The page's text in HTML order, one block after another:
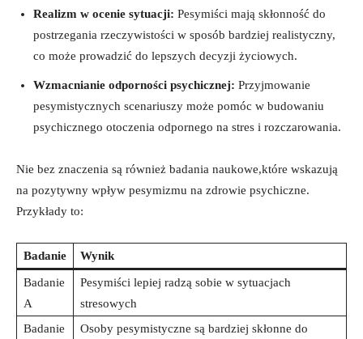
Realizm w ocenie sytuacji: Pesymiści mają skłonność do
postrzegania rzeczywistości w sposób bardziej realistyczny,
co może prowadzić do lepszych decyzji życiowych.
Wzmacnianie odporności psychicznej: Przyjmowanie
pesymistycznych scenariuszy może pomóc w budowaniu
psychicznego otoczenia odpornego na stres i rozczarowania.
Nie bez znaczenia są również badania naukowe,które wskazują
na pozytywny wpływ pesymizmu na zdrowie psychiczne.
Przykłady to:
Badanie Wynik
Badanie
A
Pesymiści lepiej radzą sobie w sytuacjach
stresowych
Badanie
Osoby pesymistyczne są bardziej skłonne do